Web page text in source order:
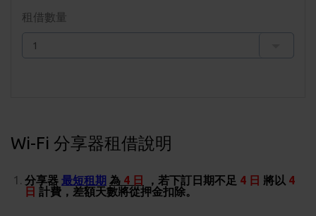
租借數量
Wi-Fi 分享器租借說明
分享器 最短租期 為 4 日 ，若下訂日期不足 4 日 將以 4
日 計費，差額天數將從押金扣除。